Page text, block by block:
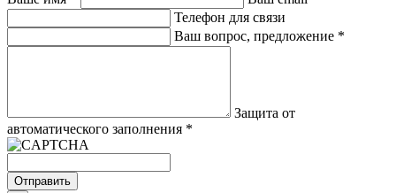
Телефон для связи
Ваш вопрос, предложение *
Защита от
автоматического заполнения *
Отправить